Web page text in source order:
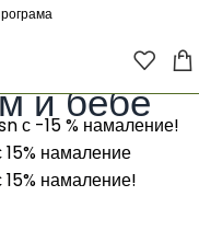
и бебе